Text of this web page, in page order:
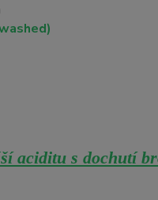
aciditu s dochutí